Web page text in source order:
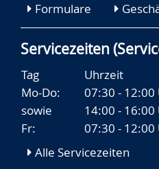
Formulare
Servicezeiten
Tag
Uhrzeit
Mo-Do:
07:30 - 12:00
sowie
14:00 - 16:00
Fr:
07:30 - 12:00
Alle Servicezeiten